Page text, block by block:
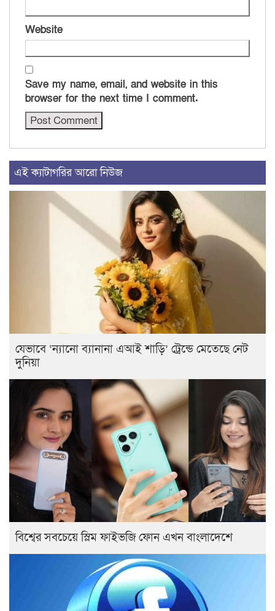
Website
Save my name, email, and website in this
browser for the next time I comment.
এই ক্যাটাগরির আরো নিউজ
যেভাবে ‘ন্যানো ব্যানানা এআই শাড়ি’ ট্রেন্ডে মেতেছে নেট
দুনিয়া
বিশ্বের সবচেয়ে স্লিম ফাইভজি ফোন এখন বাংলাদেশে